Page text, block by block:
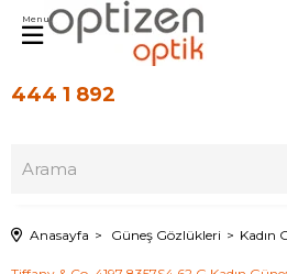
444 1 892
Menu
Anasayfa Güneş Gözlükleri Kadın